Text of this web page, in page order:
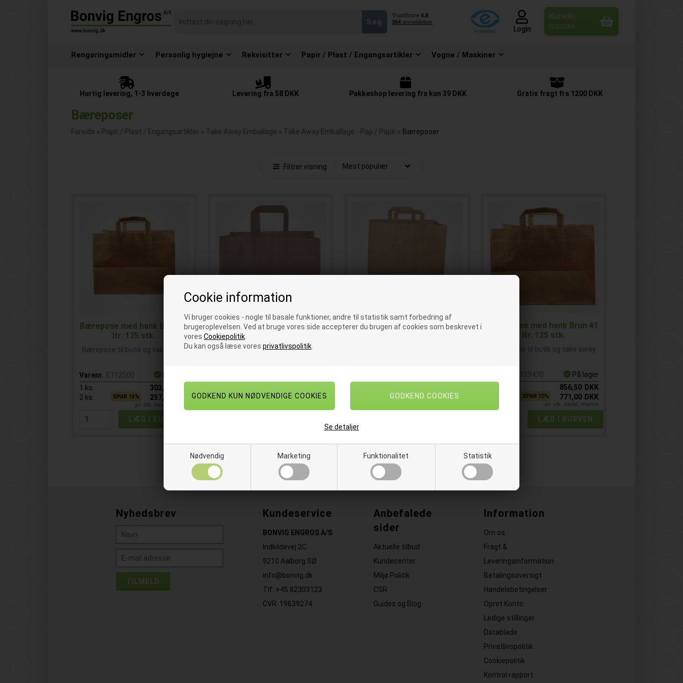
Cookie information
Vi bruger cookies - nogle til basale funktioner, andre til statistik samt forbedring af
brugeroplevelsen. Ved at bruge vores side accepterer du brugen af cookies som beskrevet i
vores Cookiepolitik
Du kan også læse vores privatlivspolitik
Nødvendig Marketing Funktionalitet Statistik
Se detaljer
Login
Kurv(0)
0,00 DKK
Rengøringsmidler Personlig hygiejne Rekvisitter Papir / Plast / Engangsartikler Vogne / Maskiner
Hurtig levering, 1-3 hverdage Levering fra 58 DKK Pakkeshop levering fra kun 39 DKK Gratis fragt fra 1200 DKK
Bæreposer
Forside » Papir / Plast / Engangsartikler » Take Away Emballage » Take Away Emballage - Pap / Papir » Bæreposer
Filtrer visning
Bærepose med hank Brun 21
ltr. 175 stk.
Bærepose til butik og take away
Varenr. E112500
På lager
1 ks. 303,25
2 ks. SPAR 15% 257,75
pr. stk. ekskl. moms
Bærepose med hank Brun 17
Bærepose til butik og take away
2 ks. SPAR 15% 262,50 DKK
Bærepose med hank Brun 22
SPAR 15% 309,00 DKK
Bærepose med hank Brun 41
ltr. 125 stk.
Bærepose til butik og take away
E129470
På lager
856,50 DKK
SPAR 10% 771,00 DKK
pr. stk. ekskl. moms
Nyhedsbrev Kundeservice
BONVIG ENGROS A/S
Indkildevej 2C
9210 Aalborg SØ
info@bonvig.dk
Tlf: +45 82303123
CVR: 19639274
Anbefalede
sider
Aktuelle tilbud
Kundecenter
Miljø Politik
CSR
Guides og Blog
Information
Om os
Fragt &
Leveringsinformation
Betalingsoversigt
Handelsbetingelser
Opret Konto
Ledige stillinger
Datablade
Privatlivspolitik
Cookiepolitik
Kontrol rapport